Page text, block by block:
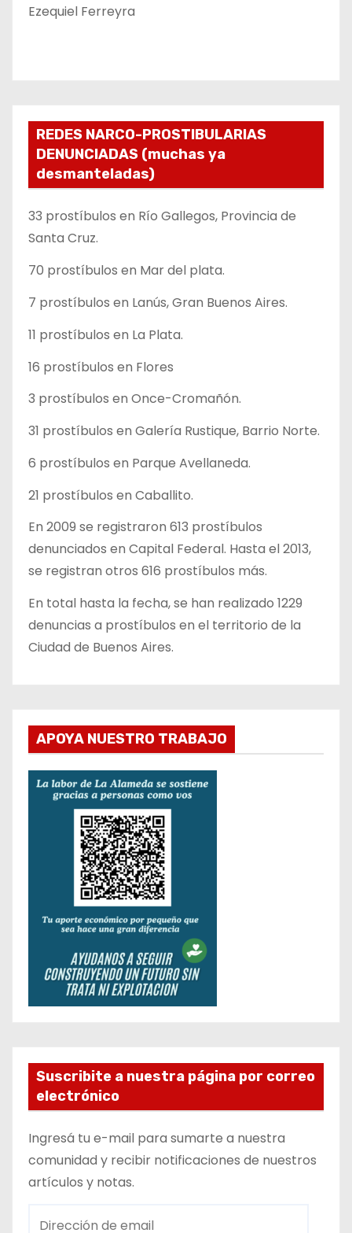
Ezequiel Ferreyra
REDES NARCO-PROSTIBULARIAS
DENUNCIADAS (muchas ya
desmanteladas)
33 prostíbulos en Río Gallegos, Provincia de
Santa Cruz.
70 prostíbulos en Mar del plata.
7 prostíbulos en Lanús, Gran Buenos Aires.
11 prostíbulos en La Plata.
16 prostíbulos en Flores
3 prostíbulos en Once-Cromañón.
31 prostíbulos en Galería Rustique, Barrio Norte.
6 prostíbulos en Parque Avellaneda.
21 prostíbulos en Caballito.
En 2009 se registraron 613 prostíbulos
denunciados en Capital Federal. Hasta el 2013,
se registran otros 616 prostíbulos más.
En total hasta la fecha, se han realizado 1229
denuncias a prostíbulos en el territorio de la
Ciudad de Buenos Aires.
APOYA NUESTRO TRABAJO
Suscribite a nuestra página por correo
electrónico
Ingresá tu e-mail para sumarte a nuestra
comunidad y recibir notificaciones de nuestros
artículos y notas.